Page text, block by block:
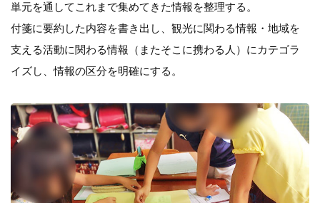
単元を通してこれまで集めてきた情報を整理する。
付箋に要約した内容を書き出し、観光に関わる情報・地域を
支える活動に関わる情報（またそこに携わる人）にカテゴラ
イズし、情報の区分を明確にする。